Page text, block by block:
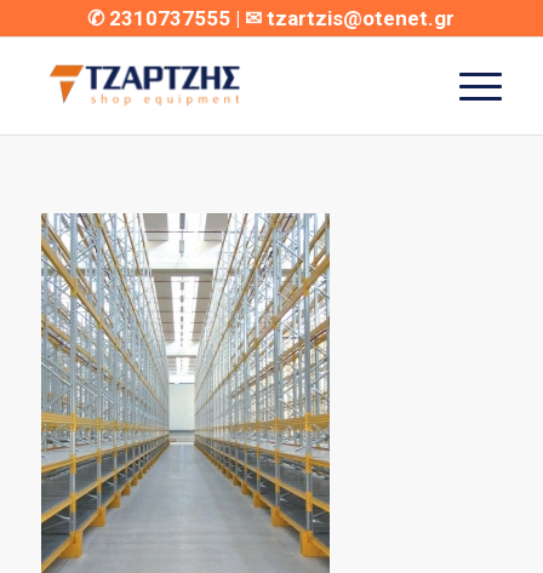
✆ 2310737555 | ✉tzartzis@otenet.gr